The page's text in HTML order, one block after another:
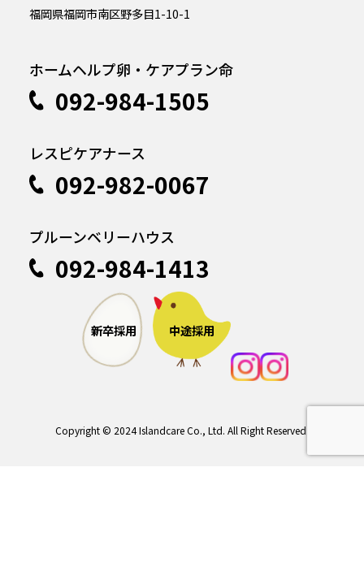
福岡県福岡市南区野多目1-10-1
ホームヘルプ卵・ケアプラン命
092-984-1505
レスピケアナース
092-982-0067
プルーンベリーハウス
092-984-1413
新卒採用 中途採用
Copyright © 2024 Islandcare Co., Ltd. All Right Reserved.